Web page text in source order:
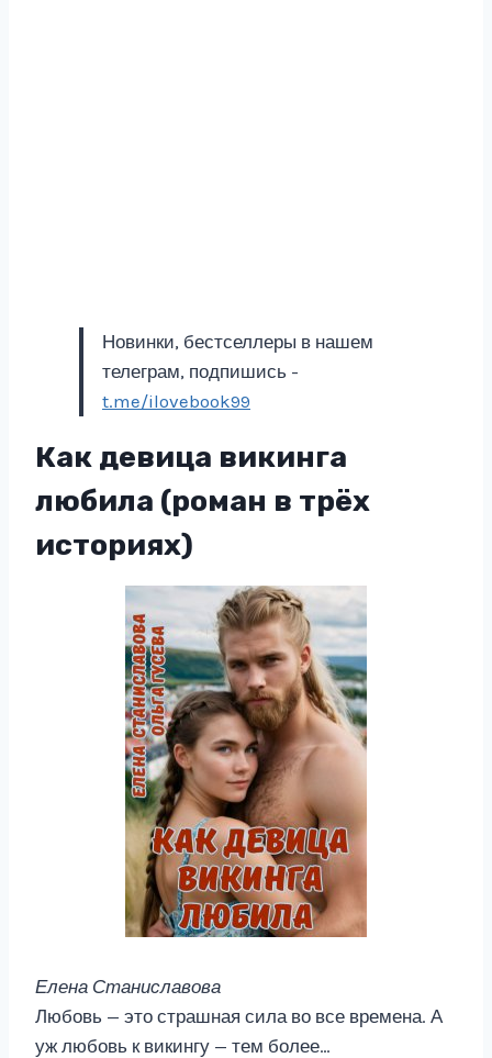
Новинки, бестселлеры в нашем
телеграм, подпишись -
t.me/ilovebook99
Как девица викинга
любила (роман в трёх
историях)
Елена Станиславова
Любовь — это страшная сила во все времена. А
уж любовь к викингу — тем более…